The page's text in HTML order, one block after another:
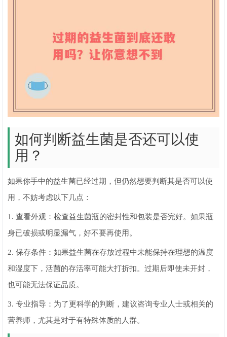
如何判断益生菌是否还可以使
用？
如果你手中的益生菌已经过期，但仍然想要判断其是否可以使
用，不妨考虑以下几点：
1. 查看外观：检查益生菌瓶的密封性和包装是否完好。如果瓶
身已破损或明显漏气，好不要再使用。
2. 保存条件：如果益生菌在存放过程中未能保持在理想的温度
和湿度下，活菌的存活率可能大打折扣。过期后即使未开封，
也可能无法保证品质。
3. 专业指导：为了更科学的判断，建议咨询专业人士或相关的
营养师，尤其是对于有特殊体质的人群。